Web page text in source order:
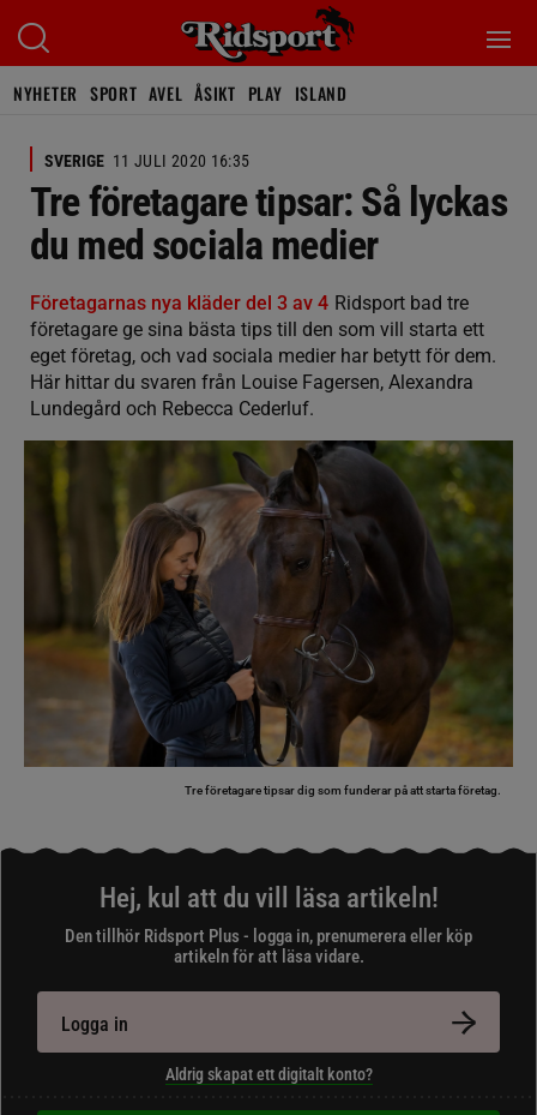
NYHETER SPORT AVEL ÅSIKT PLAY ISLAND
SVERIGE 11 JULI 2020 16:35
Tre företagare tipsar: Så lyckas
du med sociala medier
Företagarnas nya kläder del 3 av 4 Ridsport bad tre
företagare ge sina bästa tips till den som vill starta ett
eget företag, och vad sociala medier har betytt för dem.
Här hittar du svaren från Louise Fagersen, Alexandra
Lundegård och Rebecca Cederluf.
Tre företagare tipsar dig som funderar på att starta företag.
Hej, kul att du vill läsa artikeln!
Den tillhör Ridsport Plus - logga in, prenumerera eller köp
artikeln för att läsa vidare.
Logga in
Aldrig skapat ett digitalt konto?